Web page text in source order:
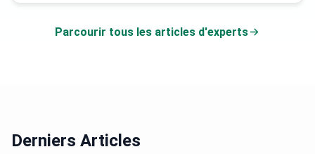
Parcourir tous les articles d'experts
Derniers Articles